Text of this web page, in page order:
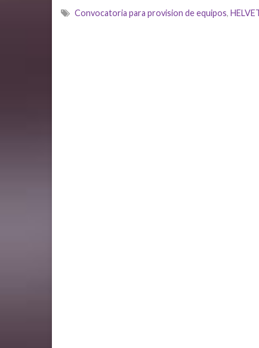
Convocatoria para provision de equipos,